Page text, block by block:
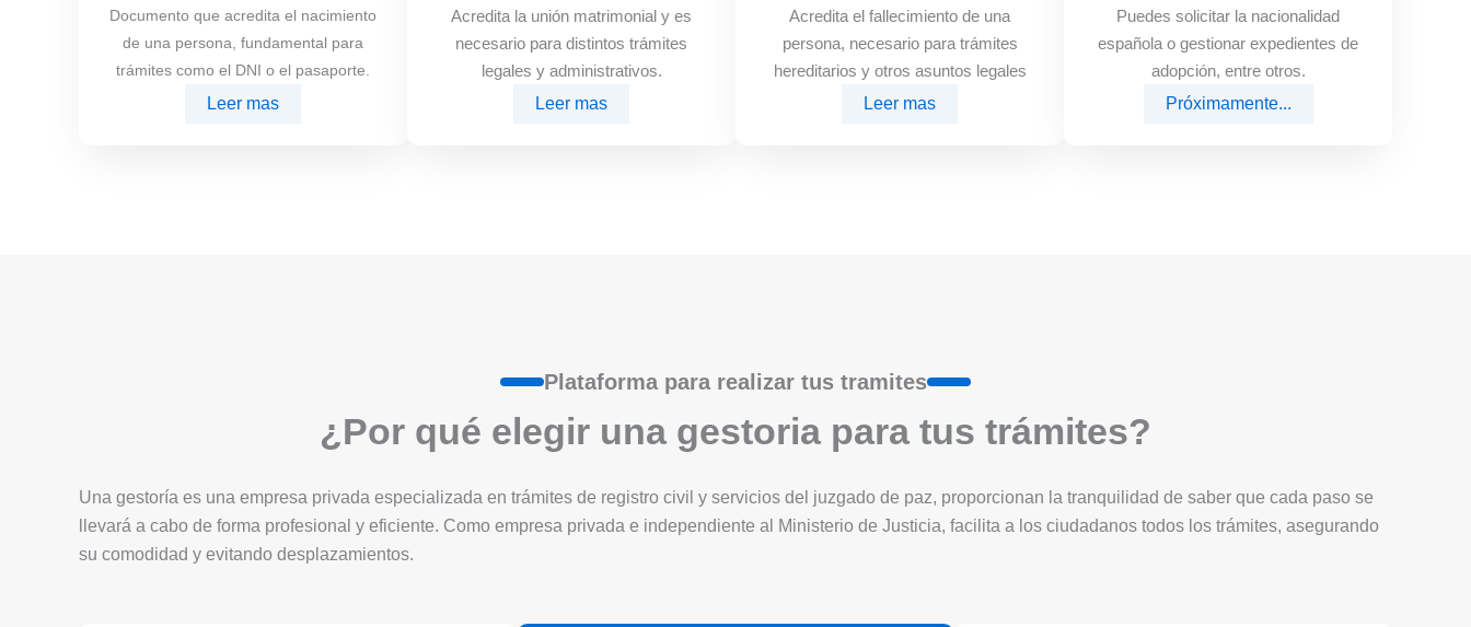
Documento que acredita el nacimiento
de una persona, fundamental para
trámites como el DNI o el pasaporte.
Leer mas
Acredita la unión matrimonial y es
necesario para distintos trámites
legales y administrativos.
Leer mas
Acredita el fallecimiento de una
persona, necesario para trámites
hereditarios y otros asuntos legales
Leer mas
Puedes solicitar la nacionalidad
española o gestionar expedientes de
adopción, entre otros.
Próximamente...
Plataforma para realizar tus tramites
¿Por qué elegir una gestoria para tus trámites?
Una gestoría es una empresa privada especializada en trámites de registro civil y servicios del juzgado de paz, proporcionan la tranquilidad de saber que cada paso se
llevará a cabo de forma profesional y eficiente. Como empresa privada e independiente al Ministerio de Justicia, facilita a los ciudadanos todos los trámites, asegurando
su comodidad y evitando desplazamientos.